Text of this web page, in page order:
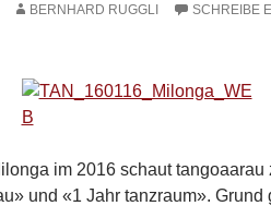
BERNHARD RUGGLI
SCHREIBE
im 2016 schaut tangoaarau
und «1 Jahr tanzraum». Grund